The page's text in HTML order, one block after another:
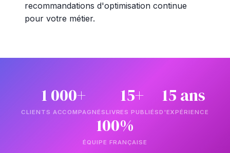
recommandations d'optimisation continue
pour votre métier.
1 000+
CLIENTS ACCOMPAGNÉS
15+
LIVRES PUBLIÉS
15 ans
D'EXPÉRIENCE
100%
ÉQUIPE FRANÇAISE